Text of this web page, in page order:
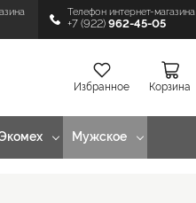
Телефон интернет-магазина
+7 (922) 962-45-05
Избранное Корзина
Мужское